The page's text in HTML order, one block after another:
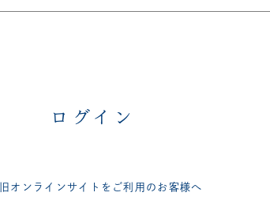
ログイン
オンラインサイトをご利用のお客様へ